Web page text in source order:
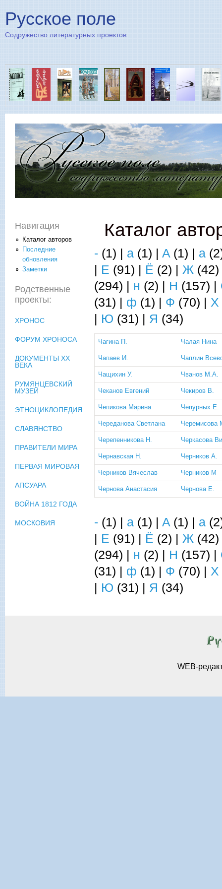
Русское поле
Содружество литературных проектов
Каталог
- (1) | a (1) | A (1) | а
| Е (91) | Ё (2) | Ж (42)
(294) | н (2) | Н (157) |
(31) | ф (1) | Ф (70) | Х
| Ю (31) | Я (34)
Чагина П. Чалая Нина
Чапаев И. Чаплин
Чащихин У. Чванов М.А.
Чеканов Евгений Чекиров В.
Чепикова Марина Чепурных Е.
Череданова Светлана Черемисова
Черепенникова Н. Черкасова
Чернавская Н. Черников А.
Черников Вячеслав Черников М
Чернова Анастасия Чернова Е.
Страницы
- (1) | a (1) | A (1) | а
| Е (91) | Ё (2) | Ж (42)
(294) | н (2) | Н (157) |
(31) | ф (1) | Ф (70) | Х
| Ю (31) | Я (34)
Навигация
Каталог авторов
Последние
обновления
Заметки
Родственные
проекты:
ХРОНОС
ФОРУМ ХРОНОСА
ДОКУМЕНТЫ XX
ВЕКА
РУМЯНЦЕВСКИЙ
МУЗЕЙ
ЭТНОЦИКЛОПЕДИЯ
СЛАВЯНСТВО
ПРАВИТЕЛИ МИРА
ПЕРВАЯ МИРОВАЯ
АПСУАРА
ВОЙНА 1812 ГОДА
МОСКОВИЯ
WEB-